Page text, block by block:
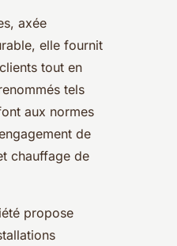
axée
elle fournit
tout en
tels
aux normes
de
chauffage de
propose